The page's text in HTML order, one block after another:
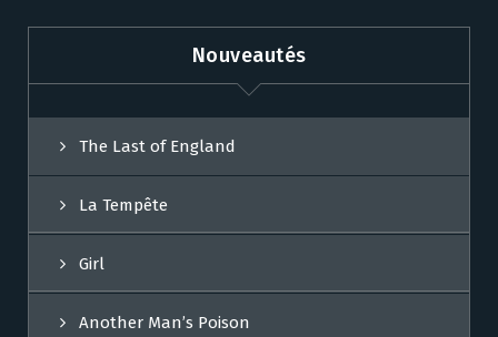
Nouveautés
The Last of England
La Tempête
Girl
Another Man’s Poison